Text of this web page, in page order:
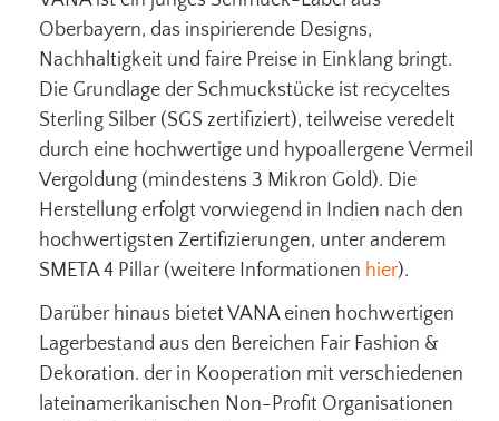
Oberbayern, das inspirierende Designs,
Nachhaltigkeit und faire Preise in Einklang bringt.
Die Grundlage der Schmuckstücke ist recyceltes
Sterling Silber (SGS zertifiziert), teilweise veredelt
durch eine hochwertige und hypoallergene Vermeil
Vergoldung (mindestens 3 Mikron Gold). Die
Herstellung erfolgt vorwiegend in Indien nach den
hochwertigsten Zertifizierungen, unter anderem
SMETA 4 Pillar (weitere Informationen hier).
Darüber hinaus bietet VANA einen hochwertigen
Lagerbestand aus den Bereichen Fair Fashion &
Dekoration. der in Kooperation mit verschiedenen
lateinamerikanischen Non-Profit Organisationen